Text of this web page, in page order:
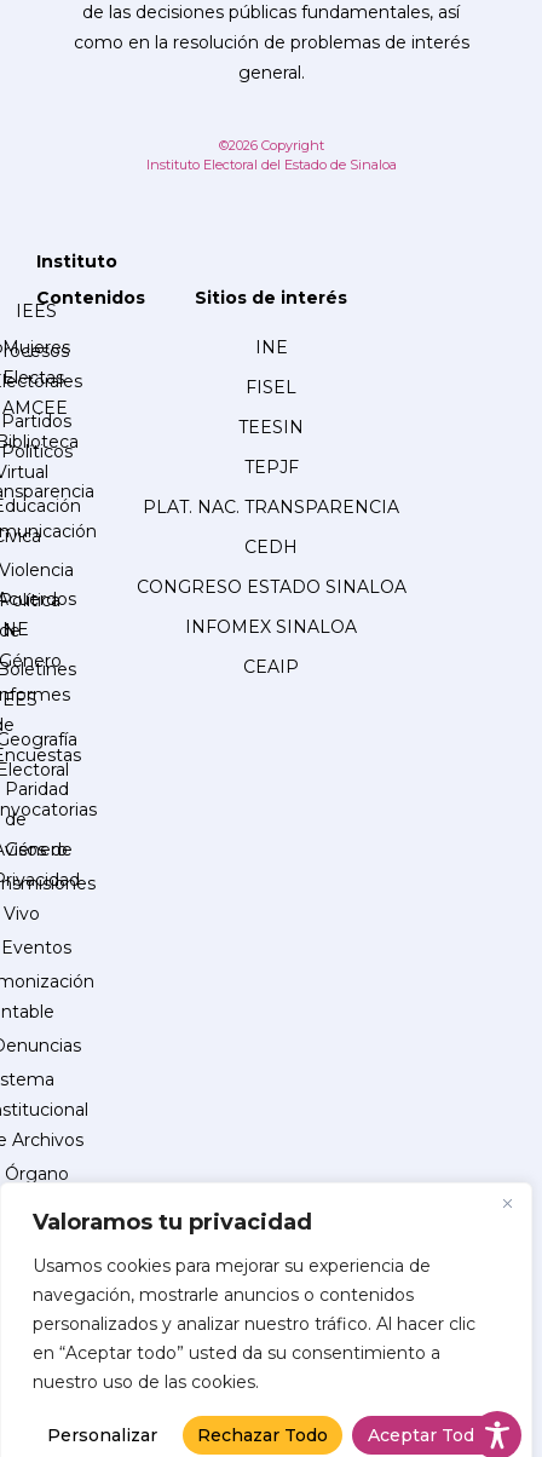
Valoramos tu privacidad
Usamos cookies para mejorar su experiencia de
navegación, mostrarle anuncios o contenidos
personalizados y analizar nuestro tráfico. Al hacer clic
en “Aceptar todo” usted da su consentimiento a
nuestro uso de las cookies.
Personalizar Rechazar Todo Aceptar Todo
de las decisiones públicas fundamentales, así
como en la resolución de problemas de interés
general.
©2026 Copyright
Instituto Electoral del Estado de Sinaloa
Instituto
IEES
Partidos
Políticos
de
Contenidos
Mujeres
Electas
AMCEE
Violencia
Política
de
Género
Paridad
de
Género
Eventos
Archivos
Órgano
Control
INSCRIPCIÓN
PROVEEDORES
Sitios de interés
INE
FISEL
TEESIN
TEPJF
PLAT. NAC. TRANSPARENCIA
CEDH
CONGRESO ESTADO SINALOA
INFOMEX SINALOA
CEAIP